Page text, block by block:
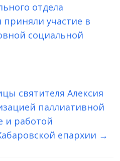
отдела
участие в
социальной
святителя Алексия
паллиативной
и работой
епархии →